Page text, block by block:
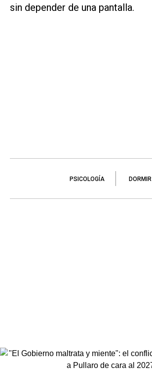
sin depender de una pantalla.
PSICOLOGÍA DORMIR